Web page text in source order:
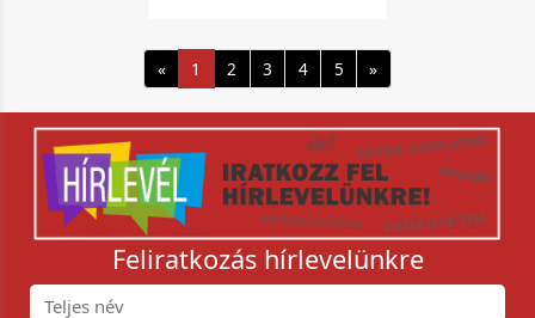
« 1 2 3 4 5 »
Feliratkozás hírlevelünkre